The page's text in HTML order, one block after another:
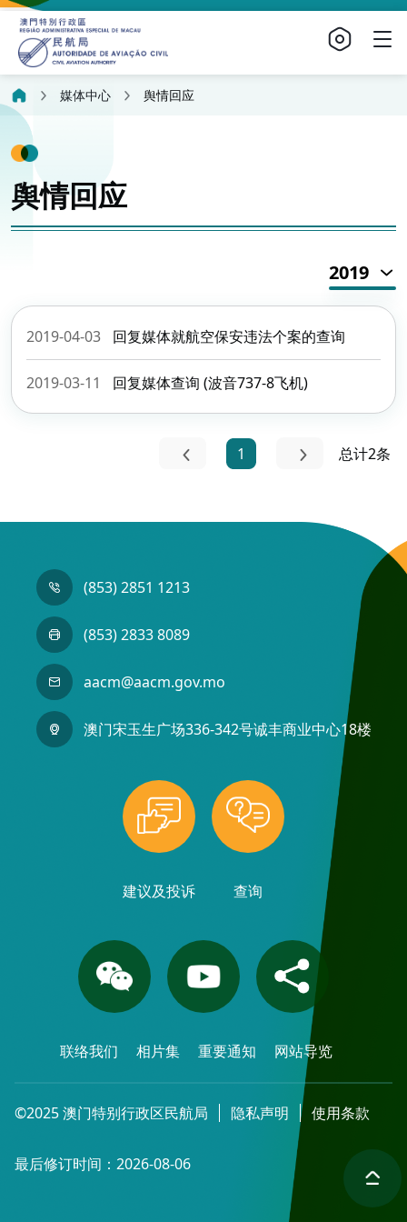
媒体中心 舆情回应
舆情回应
2019
2019-04-03 回复媒体就航空保安违法个案的查询
2019-03-11 回复媒体查询 (波音737-8飞机)
1 总计2条
(853) 2851 1213
(853) 2833 8089
aacm@aacm.gov.mo
澳门宋玉生广场336-342号诚丰商业中心18楼
建议及投诉 查询
联络我们 相片集 重要通知 网站导览
©2025 澳门特别行政区民航局 隐私声明 使用条款
最后修订时间：2026-08-06